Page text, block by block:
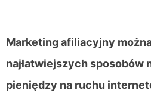
Marketing afiliacyjny
najłatwiejszych sposobów
pieniędzy na ruchu